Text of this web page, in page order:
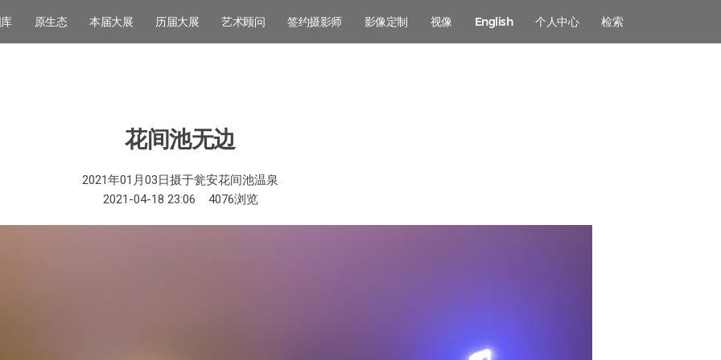
原生态 本届大展 历届大展 艺术顾问 签约摄影师 影像定制 视像 English 个人中心 检索
花间池无边
2021年01月03日摄于瓮安花间池温泉
2021-04-18 23:06
4076浏览